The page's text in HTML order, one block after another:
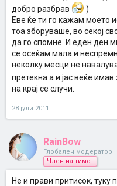
Сепак мислам дека ти
познаваш. Не се држи до
една година за да ти
Ајт поздрав, уживкај си,
така терај.
Очигледно не ме сфати што
дека времето не ми е мене
да се одвива дејството
добро разбрав
)
Еве ќе ти го кажам моето
тоа зборуваше, во секој
да го спомне. И еден ден
се осеќам мала и
неколку месци не
претекна а и јас веќе
на крај се случи.
28 јули 2011
RainBow
Глобален модератор
Член на тимот
Не и прави притисок, туку